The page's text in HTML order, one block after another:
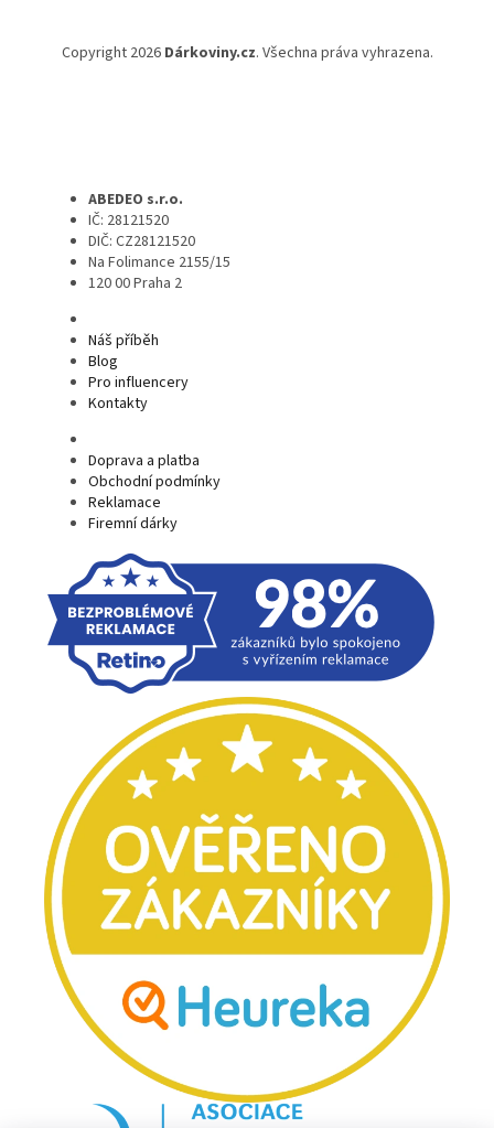
Copyright 2026 Dárkoviny.cz. Všechna práva vyhrazena.
ABEDEO s.r.o.
IČ: 28121520
DIČ: CZ28121520
Na Folimance 2155/15
120 00 Praha 2
Náš příběh
Blog
Pro influencery
Kontakty
Doprava a platba
Obchodní podmínky
Reklamace
Firemní dárky